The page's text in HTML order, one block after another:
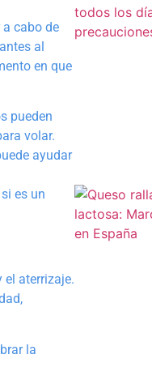
cabo de
al
en que
pueden
volar.
ayudar
es un
el aterrizaje.
la